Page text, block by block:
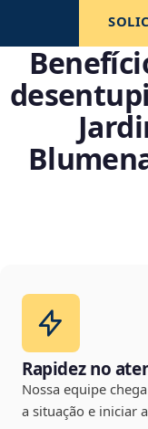
Rapidez no
Nossa equipe
a situação e iniciar